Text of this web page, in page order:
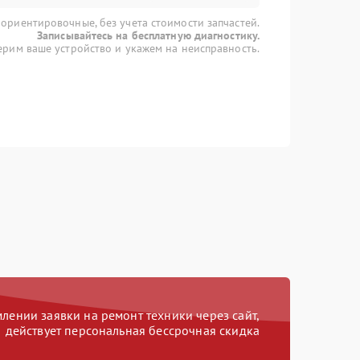
без учета стоимости запчастей.
Записывайтесь на бесплатную диагностику.
ваше устройство и укажем на неисправность.
заявки на ремонт техники через сайт,
действует персональная бессрочная скидка